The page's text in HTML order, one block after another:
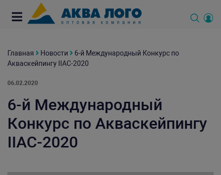
Главная Новости
6-й Международный Конкурс по
Акваскейпингу IIAC-2020
06.02.2020
6-й Международный
Конкурс по Акваскейпингу
IIAC-2020